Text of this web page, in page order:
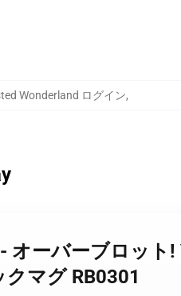
Wonderland ログイン,
オーバーブロット
マグ RB0301